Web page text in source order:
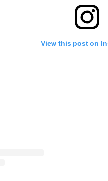
View this post on